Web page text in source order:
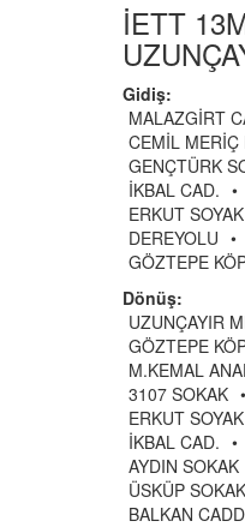
İETT
Gidiş:
MALAZGİRT
CEMİL MERİÇ
GENÇTÜRK
İKBAL CAD. •
ERKUT
DEREYOLU •
GÖZTEPE
Dönüş:
UZUNÇAYIR
GÖZTEPE
M.KEMAL
3107 SOKAK •
ERKUT
İKBAL CAD. •
AYDIN SOKAK
ÜSKÜP SOKAK
BALKAN